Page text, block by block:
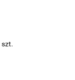
szt.